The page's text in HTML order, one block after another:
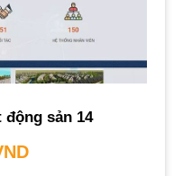
động sản 14